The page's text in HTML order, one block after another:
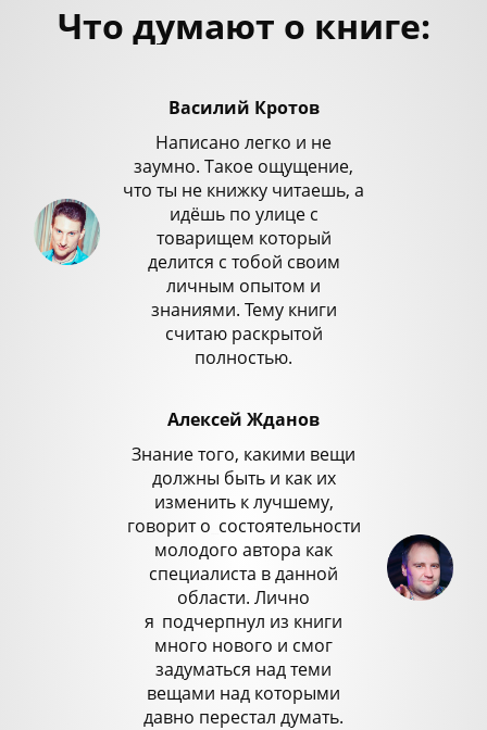
Что думают о книге:
Василий Кротов
Написано легко и не
заумно. Такое ощущение,
что ты не книжку читаешь, а
идёшь по улице с
товарищем который
делится с тобой своим
личным опытом и
знаниями. Тему книги
считаю раскрытой
полностью.
Алексей Жданов
Знание того, какими вещи
должны быть и как их
изменить к лучшему,
говорит о состоятельности
молодого автора как
специалиста в данной
области. Лично
я подчерпнул из книги
много нового и смог
задуматься над теми
вещами над которыми
давно перестал думать.